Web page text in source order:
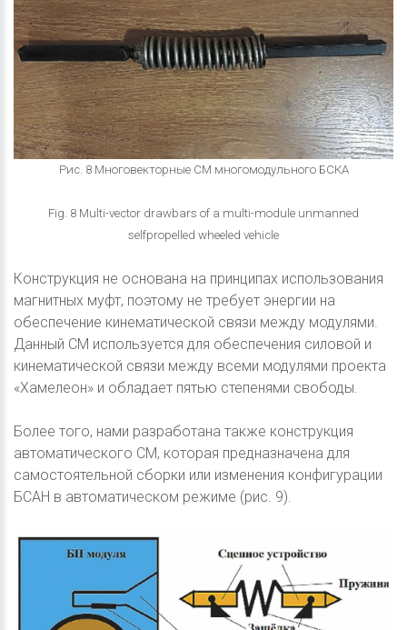
Рис. 8 Многовекторные СМ многомодульного БСКА
Fig. 8 Multi-vector drawbars of a multi-module unmanned
selfpropelled wheeled vehicle
Конструкция не основана на принципах использования
магнитных муфт, поэтому не требует энергии на
обеспечение кинематической связи между модулями.
Данный СМ используется для обеспечения силовой и
кинематической связи между всеми модулями проекта
«Хамелеон» и обладает пятью степенями свободы.
Более того, нами разработана также конструкция
автоматического СМ, которая предназначена для
самостоятельной сборки или изменения конфигурации
БСАН в автоматическом режиме (рис. 9).